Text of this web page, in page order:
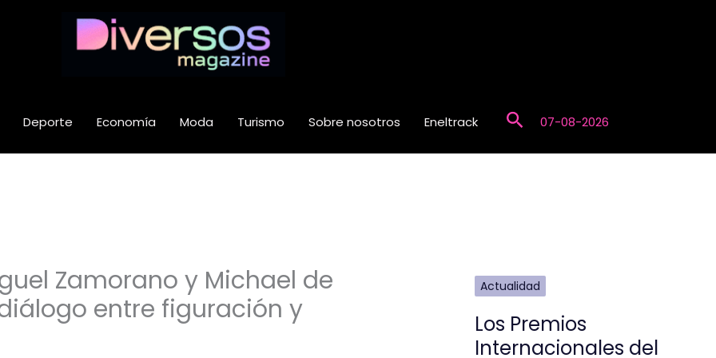
Deporte Economía Moda Turismo Sobre nosotros Eneltrack Buscar07-08-2026
Zamorano y Michael de
entre figuración y
Actualidad
Los Premios
Internacionales del